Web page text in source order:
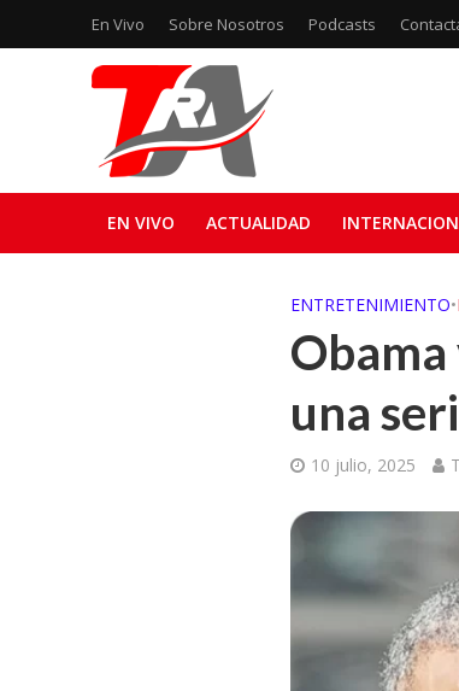
En Vivo Sobre Nosotros Podcasts
EN VIVO ACTUALIDAD
ENTRETENIMIENTO•
una
10 julio, 2025